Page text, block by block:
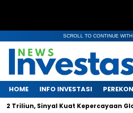
SCROLL TO CONTINUE
HOME INFO INVESTASI
Triliun, Sinyal Kuat Kepercayaan